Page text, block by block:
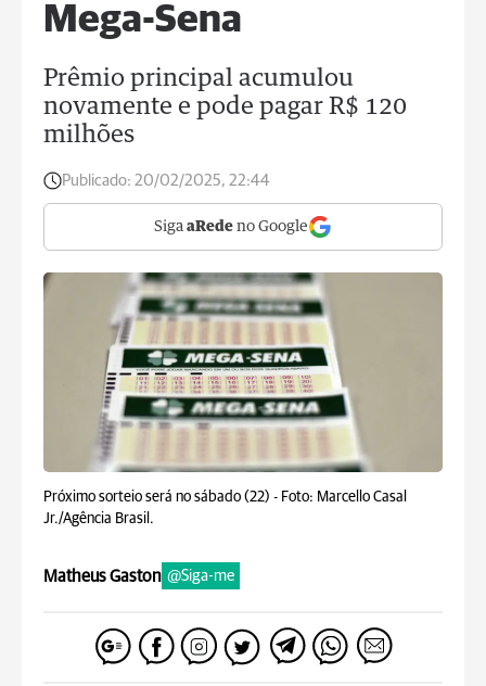
Mega-Sena
Prêmio principal acumulou
novamente e pode pagar R$ 120
milhões
Publicado: 20/02/2025, 22:44
Siga aRede no Google
Próximo sorteio será no sábado (22) - Foto: Marcello Casal
Jr./Agência Brasil.
Matheus Gaston @Siga-me